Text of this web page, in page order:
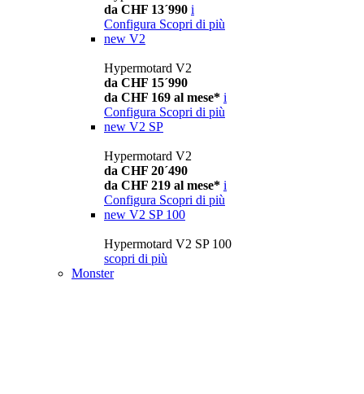
da CHF 13´990 i
Configura Scopri di più
new V2
Hypermotard V2
da CHF 15´990
da CHF 169 al mese* i
Configura Scopri di più
new V2 SP
Hypermotard V2
da CHF 20´490
da CHF 219 al mese* i
Configura Scopri di più
new V2 SP 100
Hypermotard V2 SP 100
scopri di più
Monster